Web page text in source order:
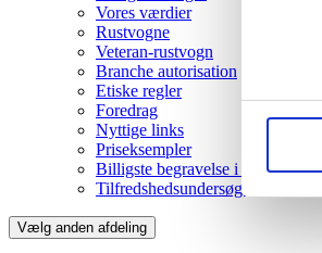
Vores værdier
Rustvogne
Veteran-rustvogn
Branche autorisation
Etiske regler
Foredrag
Nyttige links
Priseksempler
Billigste begravelse i Viborg
Tilfredshedsundersøgelse
Vælg anden afdeling